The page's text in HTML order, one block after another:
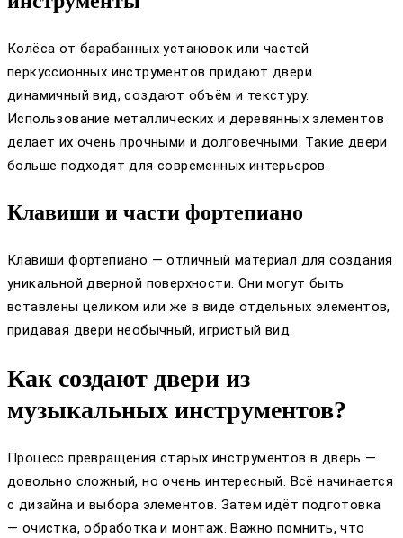
Колёса от барабанных установок или частей
перкуссионных инструментов придают двери
динамичный вид, создают объём и текстуру.
Использование металлических и деревянных элементов
делает их очень прочными и долговечными. Такие двери
больше подходят для современных интерьеров.
Клавиши и части фортепиано
Клавиши фортепиано — отличный материал для создания
уникальной дверной поверхности. Они могут быть
вставлены целиком или же в виде отдельных элементов,
придавая двери необычный, игристый вид.
Как создают двери из
музыкальных инструментов?
Процесс превращения старых инструментов в дверь —
довольно сложный, но очень интересный. Всё начинается
с дизайна и выбора элементов. Затем идёт подготовка
— очистка, обработка и монтаж. Важно помнить, что